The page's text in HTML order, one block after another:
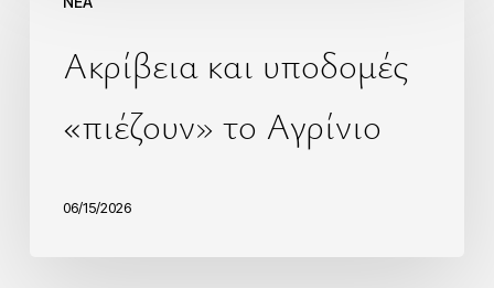
Ακρίβεια και υποδομές
«πιέζουν» το Αγρίνιο
06/15/2026